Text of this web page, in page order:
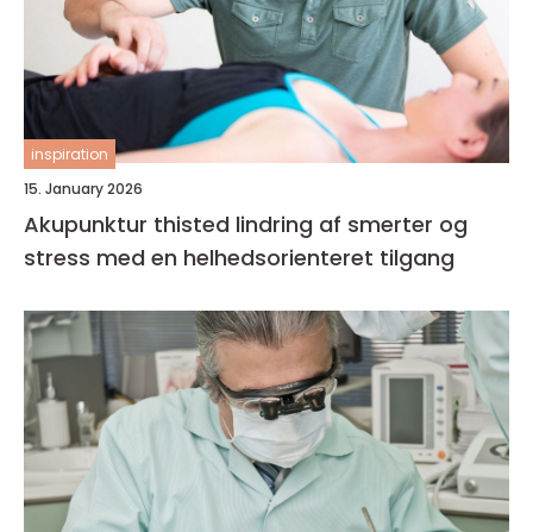
inspiration
15. January 2026
Akupunktur thisted lindring af smerter og
stress med en helhedsorienteret tilgang